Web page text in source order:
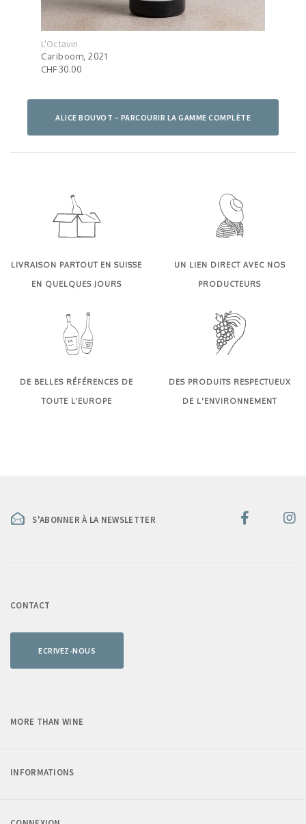
L'Octavin
Cariboom, 2021
CHF 30.00
ALICE BOUVOT – PARCOURIR LA GAMME COMPLÈTE
LIVRAISON PARTOUT EN SUISSE
EN QUELQUES JOURS
UN LIEN DIRECT AVEC NOS
PRODUCTEURS
DE BELLES RÉFÉRENCES DE
TOUTE L’EUROPE
DES PRODUITS RESPECTUEUX
DE L'ENVIRONNEMENT
S'ABONNER À LA NEWSLETTER
CONTACT
ECRIVEZ-NOUS
MORE THAN WINE
INFORMATIONS